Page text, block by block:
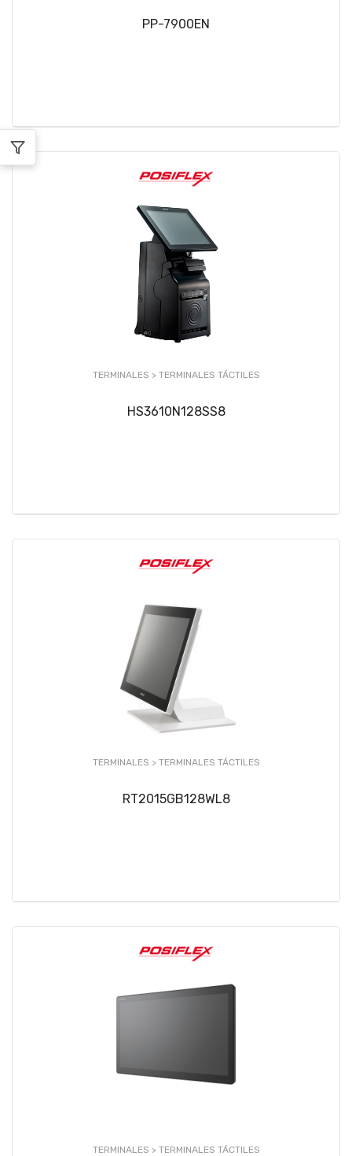
PP-7900EN
TERMINALES > TERMINALES TÁCTILES
HS3610N128SS8
TERMINALES > TERMINALES TÁCTILES
RT2015GB128WL8
TERMINALES > TERMINALES TÁCTILES